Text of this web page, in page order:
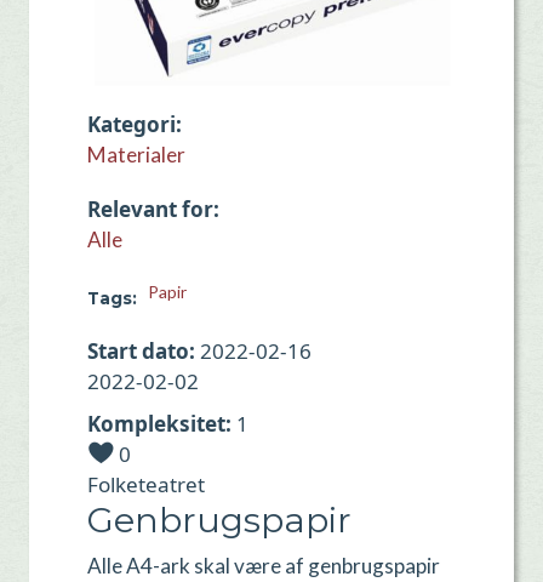
Kategori
Materialer
Relevant for
Alle
Tags Papir
Start dato 2022-02-16
2022-02-02
Kompleksitet 1
0
Folketeatret
Genbrugspapir
Alle A4-ark skal være af genbrugspapir